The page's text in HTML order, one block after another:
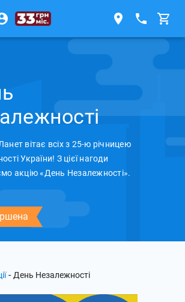
вітає всіх з 25-ю річницею
України! З цієї нагоди
акцію «День Незалежності».
- День Незалежності